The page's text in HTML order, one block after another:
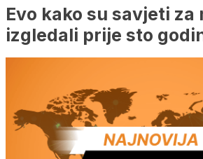
Evo kako su savjeti
izgledali prije sto